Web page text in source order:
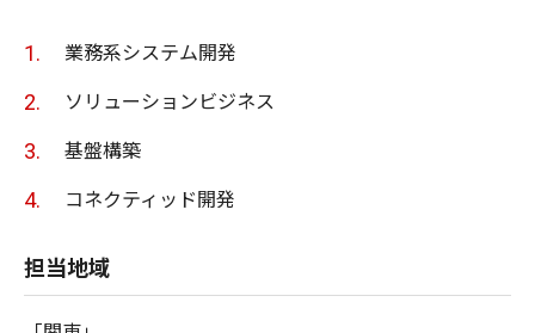
業務系システム開発
ソリューションビジネス
基盤構築
コネクティッド開発
担当地域